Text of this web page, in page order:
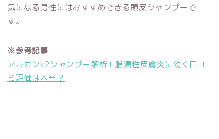
気になる男性にはおすすめできる頭皮シャンプーで
す。
※参考記事
アルガンk2シャンプー解析！脂漏性皮膚炎に効く口コ
ミ評価は本当？